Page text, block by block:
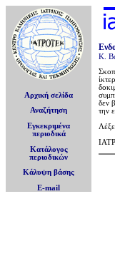
Αρχική σελίδα
Αναζήτηση
Εγκεκριμένα
περιοδικά
Κατάλογος
περιοδικών
Κάλυψη βάσης
E-mail
Κ.
δεν
την